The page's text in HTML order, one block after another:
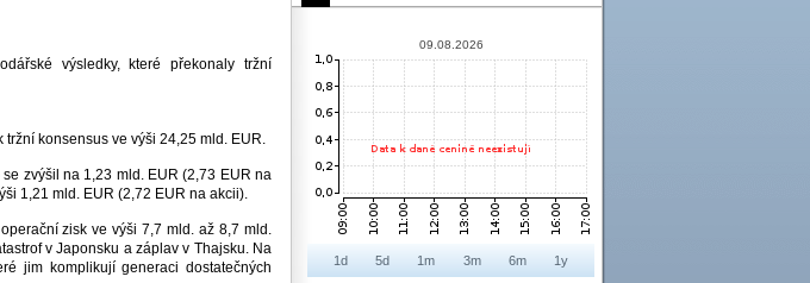
výsledky, které překonaly tržní
konsensus ve výši 24,25 mld. EUR.
zvýšil na 1,23 mld. EUR (2,73 EUR na
1,21 mld. EUR (2,72 EUR na akcii).
zisk ve výši 7,7 mld. až 8,7 mld.
v Japonsku a záplav v Thajsku. Na
jim komplikují generaci dostatečných
09.08.2026
1d 5d 1m 3m 6m 1y